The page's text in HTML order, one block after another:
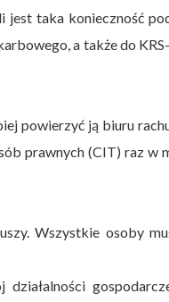
jest taka konieczność
a także do
powierzyć ją biuru
prawnych (CIT) raz w
Wszystkie osoby